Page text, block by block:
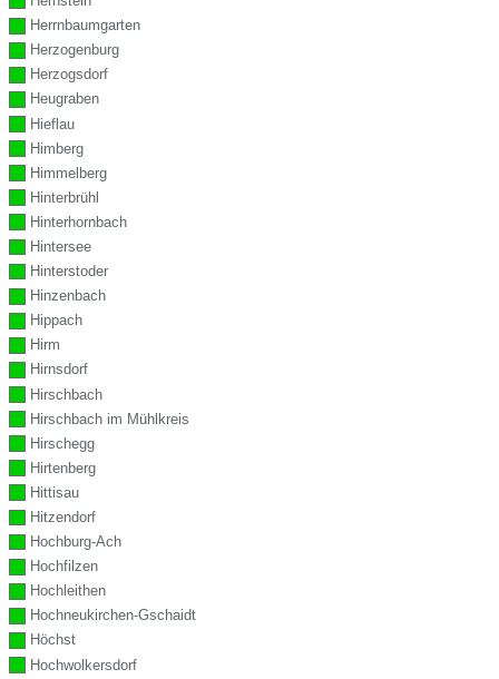
Herrnbaumgarten
Herzogenburg
Herzogsdorf
Heugraben
Hieflau
Himberg
Himmelberg
Hinterbrühl
Hinterhornbach
Hintersee
Hinterstoder
Hinzenbach
Hippach
Hirm
Hirnsdorf
Hirschbach
Hirschbach im Mühlkreis
Hirschegg
Hirtenberg
Hittisau
Hitzendorf
Hochburg-Ach
Hochfilzen
Hochleithen
Hochneukirchen-Gschaidt
Höchst
Hochwolkersdorf